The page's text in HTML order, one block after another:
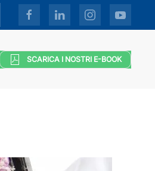
SCARICA I NOSTRI E-BOOK